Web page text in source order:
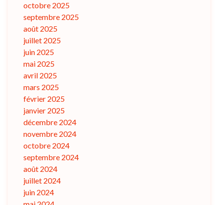
octobre 2025
septembre 2025
août 2025
juillet 2025
juin 2025
mai 2025
avril 2025
mars 2025
février 2025
janvier 2025
décembre 2024
novembre 2024
octobre 2024
septembre 2024
août 2024
juillet 2024
juin 2024